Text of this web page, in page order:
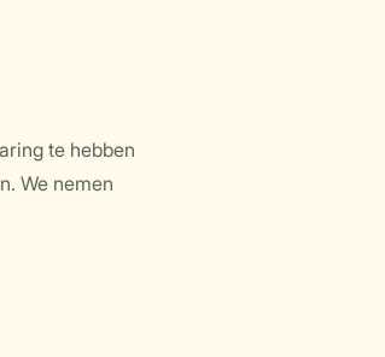
te hebben
We nemen